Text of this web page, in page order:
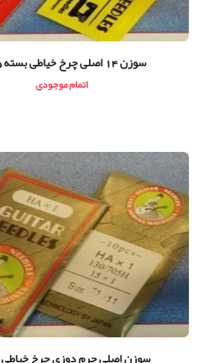
سوزن 14 اصلی چرخ خياطی بسته 5تايي
اتمام موجودی